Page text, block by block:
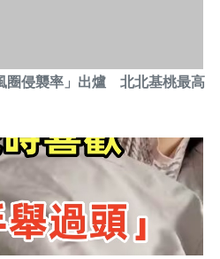
圈侵襲率」出爐 北北基桃最高